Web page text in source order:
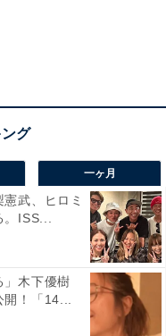
一ヶ月
憲武、ヒロミ
。ISS...
」木下優樹
開！「14...